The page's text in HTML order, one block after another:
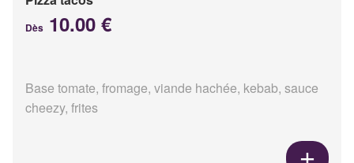
Dès 10.00 €
Base tomate, fromage, viande hachée, kebab, sauce
cheezy, frites